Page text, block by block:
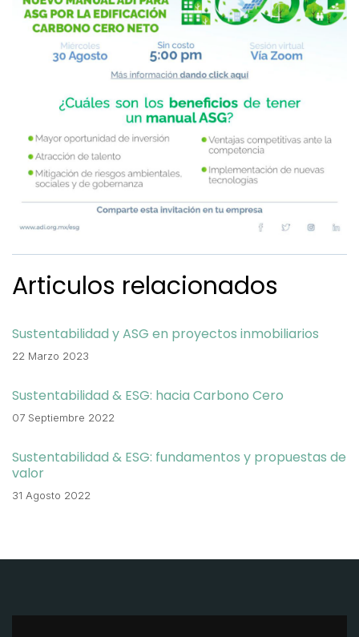
Articulos relacionados
Sustentabilidad y ASG en proyectos inmobiliarios
22 Marzo 2023
Sustentabilidad & ESG: hacia Carbono Cero
07 Septiembre 2022
Sustentabilidad & ESG: fundamentos y propuestas de
valor
31 Agosto 2022